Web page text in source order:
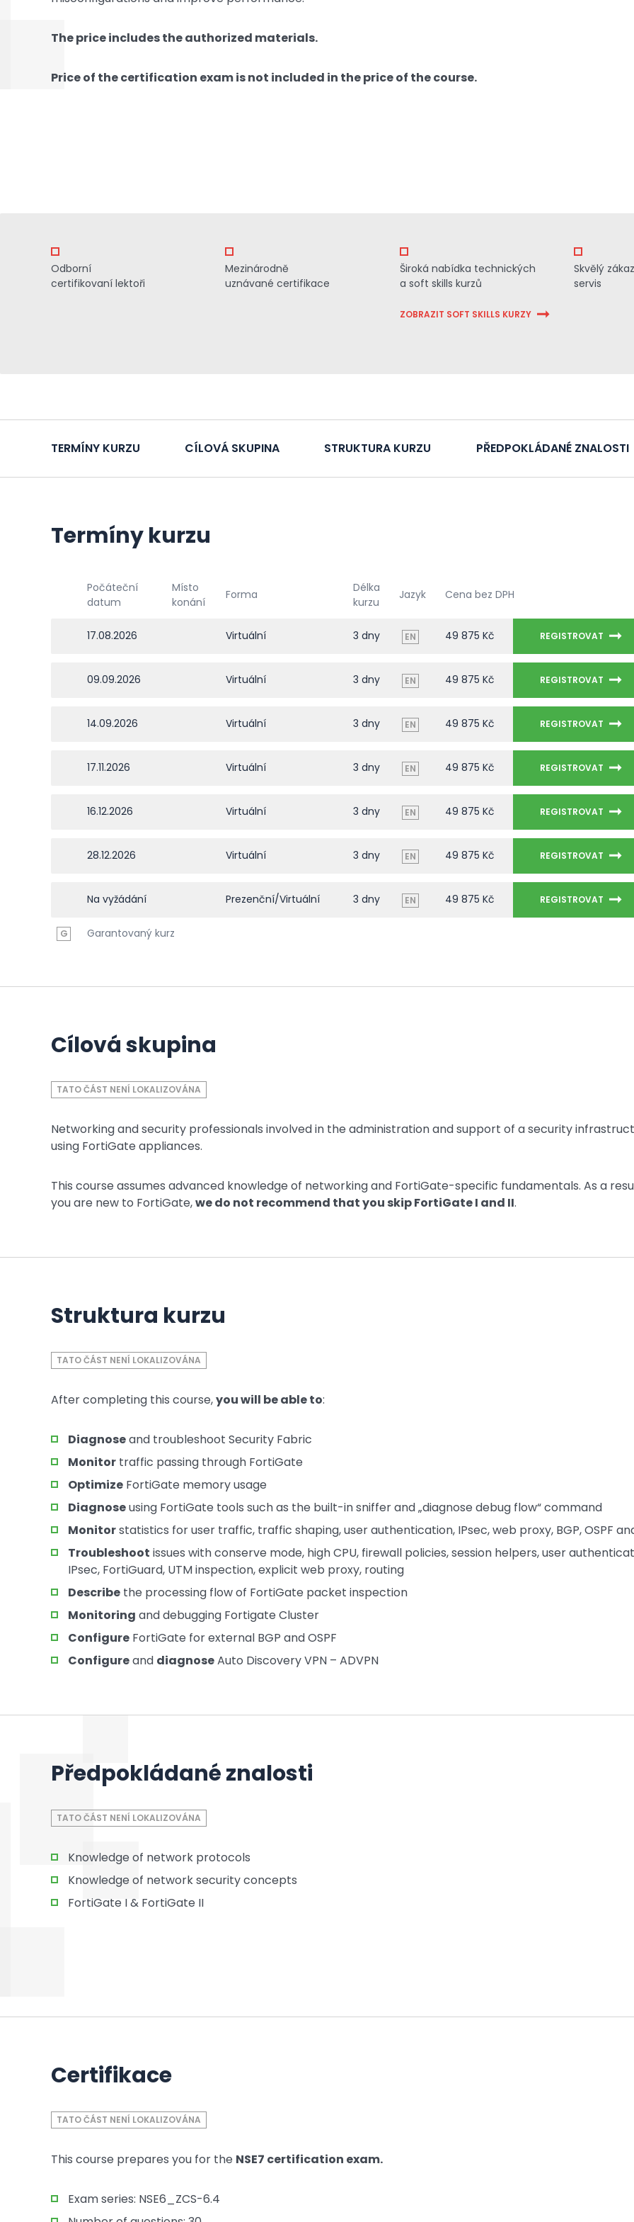
The price includes the authorized materials.
Price of the certification exam is not included in the price of the course.
Odborní
certifikovaní lektoři
Mezinárodně
uznávané certifikace
Široká nabídka technických
a soft skills kurzů
ZOBRAZIT SOFT SKILLS KURZY
Skvělý
servis
TERMÍNY KURZU CÍLOVÁ SKUPINA STRUKTURA KURZU PŘEDPOKLÁDANÉ ZNALOSTI
Termíny kurzu
Počáteční
datum
Místo
konání
Forma
Délka
kurzu
Jazyk Cena bez DPH
17.08.2026 Virtuální 3 dny EN 49 875 Kč REGISTROVAT
09.09.2026 Virtuální 3 dny EN 49 875 Kč REGISTROVAT
14.09.2026 Virtuální 3 dny EN 49 875 Kč REGISTROVAT
17.11.2026 Virtuální 3 dny EN 49 875 Kč REGISTROVAT
16.12.2026 Virtuální 3 dny EN 49 875 Kč REGISTROVAT
28.12.2026 Virtuální 3 dny EN 49 875 Kč REGISTROVAT
Na vyžádání Prezenční/Virtuální 3 dny EN 49 875 Kč REGISTROVAT
G Garantovaný kurz
Cílová skupina
TATO ČÁST NENÍ LOKALIZOVÁNA
Networking and security professionals involved in the administration and support of a security
using FortiGate appliances.
This course assumes advanced knowledge of networking and FortiGate-specific fundamentals. As a
you are new to FortiGate,we do not recommend that you skip FortiGate I and II.
Struktura kurzu
TATO ČÁST NENÍ LOKALIZOVÁNA
After completing this course,you will be able to:
Diagnoseand troubleshoot Security Fabric
Monitor traffic passing through FortiGate
Optimize FortiGate memory usage
Diagnoseusing FortiGate tools such as the built-in sniffer and „diagnose debug flow“ command
Monitorstatistics for user traffic, traffic shaping, user authentication, IPsec, web proxy, BGP, OSPF
Troubleshoot issues with conserve mode, high CPU, firewall policies, session helpers, user
IPsec, FortiGuard, UTM inspection, explicit web proxy, routing
Describe the processing flow of FortiGate packet inspection
Monitoring and debugging Fortigate Cluster
Configure FortiGate for external BGP and OSPF
Configureand diagnoseAuto Discovery VPN – ADVPN
Předpokládané znalosti
TATO ČÁST NENÍ LOKALIZOVÁNA
Knowledge of network protocols
Knowledge of network security concepts
FortiGate I & FortiGate II
Certifikace
TATO ČÁST NENÍ LOKALIZOVÁNA
This course prepares you for the NSE7 certification exam.
Exam series: NSE6_ZCS-6.4